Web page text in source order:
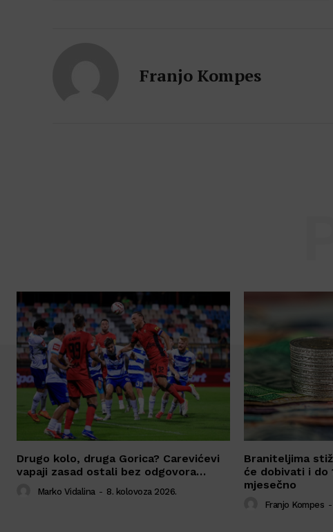
Franjo Kompes
Drugo kolo, druga Gorica? Carevićevi
vapaji zasad ostali bez odgovora…
Marko Vidalina - 8. kolovoza 2026.
Braniteljima
će dobivati i do
mjesečno
Franjo Kompes -